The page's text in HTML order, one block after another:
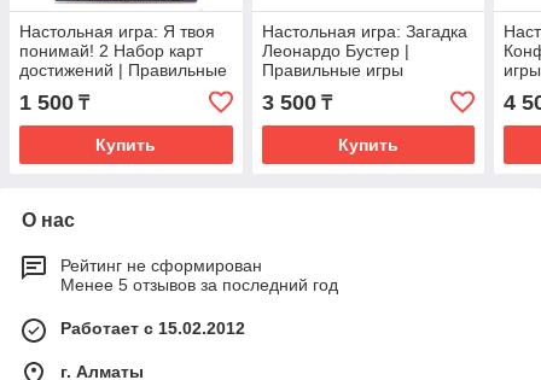
Настольная игра: Я твоя
понимай! 2 Набор карт
достижений | Правильные
1 500 ₸
Купить
Настольная игра: Загадка
Леонардо Бустер |
Правильные игры
3 500₸
Купить
игры
4
О нас
Рейтинг не сформирован
Менее 5 отзывов за последний год
Работает с 15.02.2012
г. Алматы